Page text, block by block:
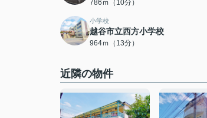
786ｍ（10分）
小学校
越谷市立西方小学校
964ｍ（13分）
近隣の物件